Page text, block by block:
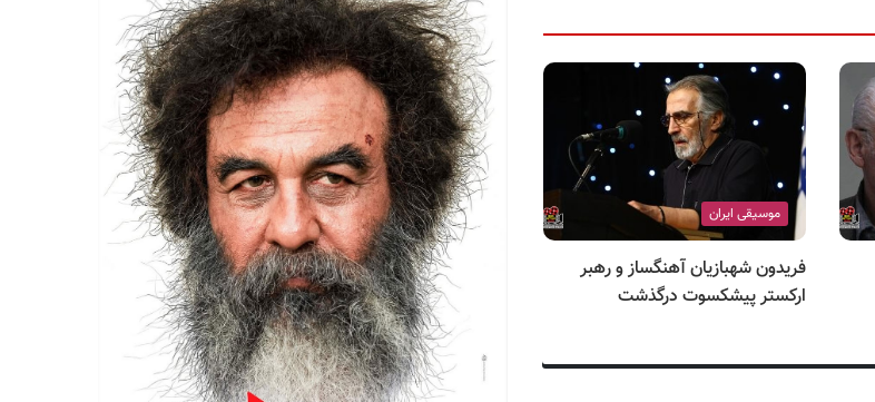
موسیقی ایران
فریدون شهبازیان آهنگساز و رهبر
ارکستر پیشکسوت درگذشت
موسیقی ایران
ارکستری با سازهای ایرانی در تالار
رودکی تهران
موسیقی ایران
حضور جدی‌ها بر صحنه کنسرت
جدی‌تر شد